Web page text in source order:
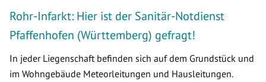
Rohr-Infarkt: Hier ist der Sanitär-Notdienst
Pfaffenhofen (Württemberg) gefragt!
In jeder Liegenschaft befinden sich auf dem Grundstück und
im Wohngebäude Meteorleitungen und Hausleitungen.